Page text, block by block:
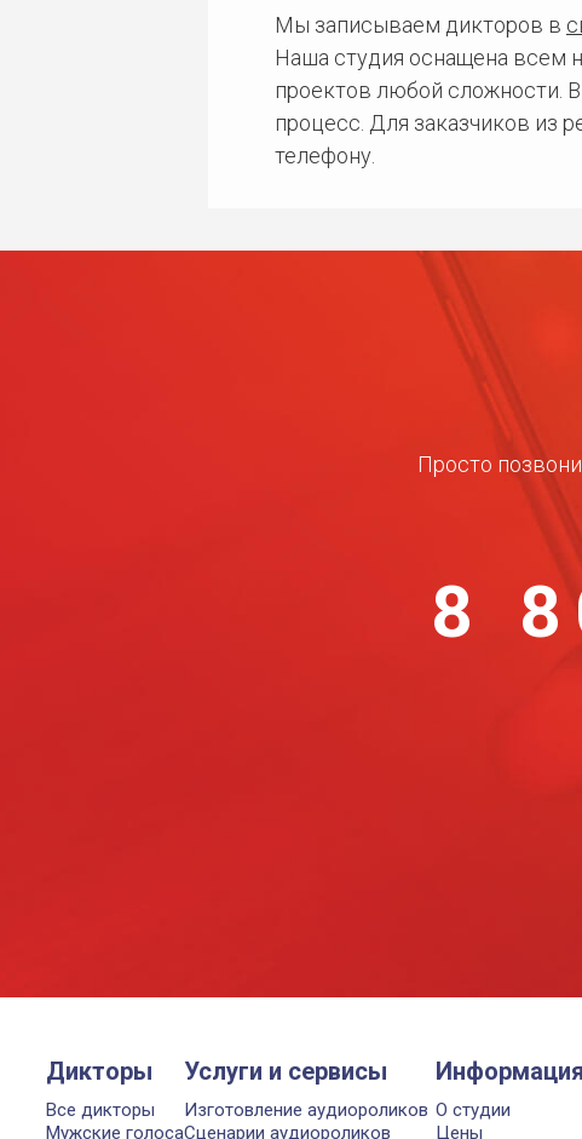
Мы записываем дикторов в
Наша студия оснащена всем
проектов любой сложности.
процесс. Для заказчиков из
телефону.
Просто
8
Дикторы
Все дикторы
Мужские голоса
Услуги и сервисы
Изготовление аудиороликов
Сценарии аудиороликов
Информация
О студии
Цены